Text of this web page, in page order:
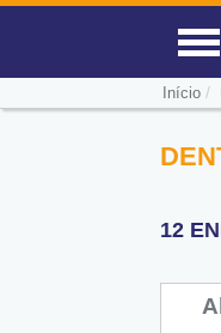
Início/
12